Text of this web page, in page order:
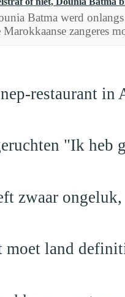
Batma werd
Marokkaanse zangeres
restaurant in
"Ik heb
zwaar
moet land